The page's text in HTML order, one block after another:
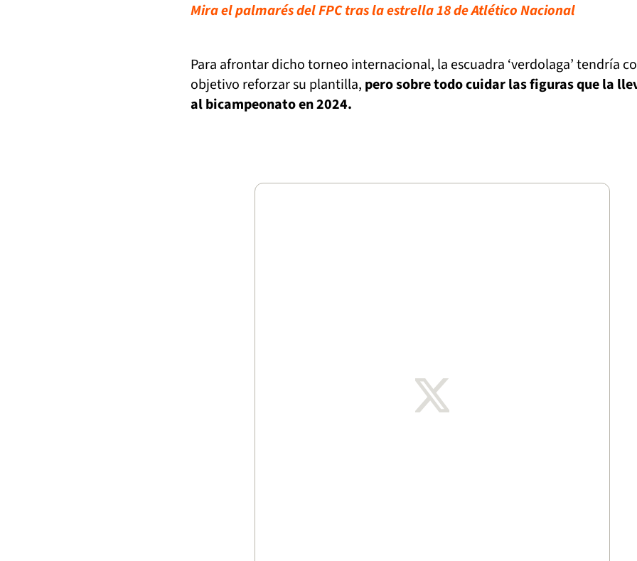
Mira el palmarés del FPC tras la estrella 18 de Atlético Nacional
Para afrontar dicho torneo internacional, la escuadra ‘verdolaga’ tendría
objetivo reforzar su plantilla, pero sobre todo cuidar las figuras que la
al bicampeonato en 2024.